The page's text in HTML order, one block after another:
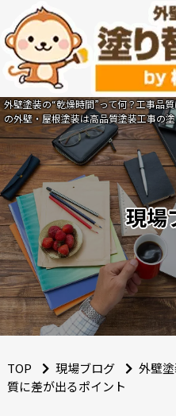
外壁塗装の“乾燥時間”って何？工事品
の外壁・屋根塗装は高品質塗装工事の
現場
TOP 現場ブログ
外壁
質に差が出るポイント